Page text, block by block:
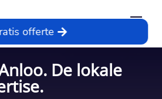
offerte
De lokale